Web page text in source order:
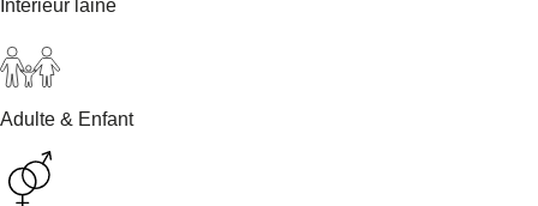
Intérieur laine
Adulte & Enfant